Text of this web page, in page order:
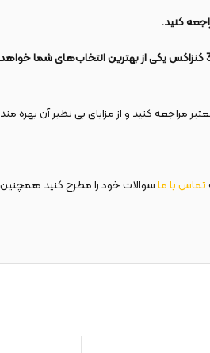
کنید.
مراجعه کنید و از مزایای بی نظیر آن بهره
تماس با ماسوالات خود را مطرح کنید همچنین